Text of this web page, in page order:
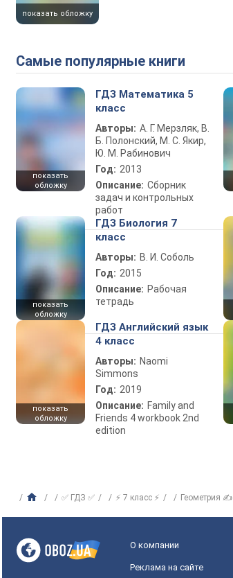
показать обложку
Самые популярные книги
показать
обложку
ГДЗ Математика 5
класс
Авторы: А. Г. Мерзляк, В.
Б. Полонский, М. С. Якир,
Ю. М. Рабинович
Год: 2013
Описание: Сборник
задач и контрольных
работ
показать
обложку
ГДЗ Биология 7
класс
Авторы: В. И. Соболь
Год: 2015
Описание: Рабочая
тетрадь
показать
обложку
ГДЗ Английский язык
4 класс
Авторы: Naomi
Simmons
Год: 2019
Описание: Family and
Friends 4 workbook 2nd
edition
✅ ГДЗ ✅ ⚡ 7 класс ⚡ Геометрия ✍
О компании
Реклама на сайте